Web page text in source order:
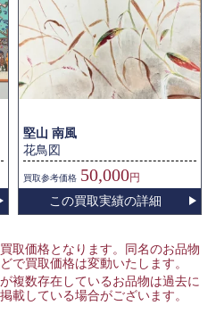
堅山 南風
花鳥図
買取参考価格 50,000円
この買取実績の詳細
取価格となります。同名のお品物
で買取価格は変動いたします。
複数存在しているお品物は過去に
載している場合がございます。